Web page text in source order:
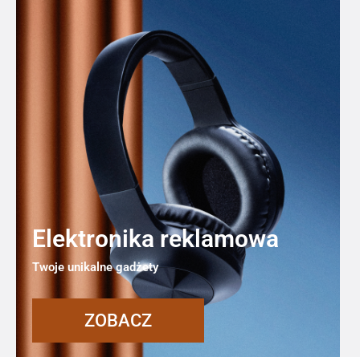
Elektronika reklamowa
Twoje unikalne gadżety
ZOBACZ